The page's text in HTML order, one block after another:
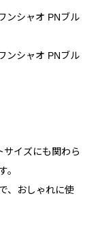
ンシャオ PNブル
ンシャオ PNブル
イズにも関わら
。
、おしゃれに使